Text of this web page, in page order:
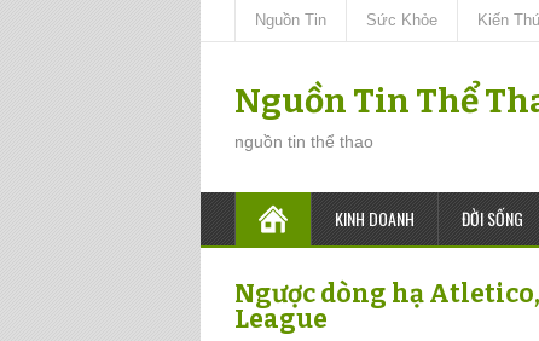
Nguồn Tin Sức Khỏe Kiến
Nguồn Tin Thể
nguồn tin thể thao
KINH DOANH ĐỜI SỐNG
Ngược dòng hạ
League